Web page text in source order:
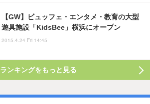
【GW】ビュッフェ・エンタメ・教育の大型
遊具施設「KidsBee」横浜にオープン
2015.4.24 Fri 14:45
ランキングをもっと見る